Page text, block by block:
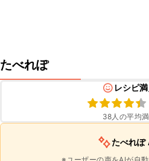
たべれぽ
レシピ
38人の平均
たべれぽ